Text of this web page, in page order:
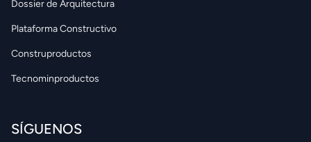
Dossier de Arquitectura
Plataforma Constructivo
Construproductos
Tecnominproductos
SÍGUENOS